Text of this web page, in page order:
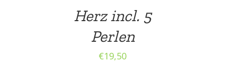
Herz incl. 5
Perlen
€19,50